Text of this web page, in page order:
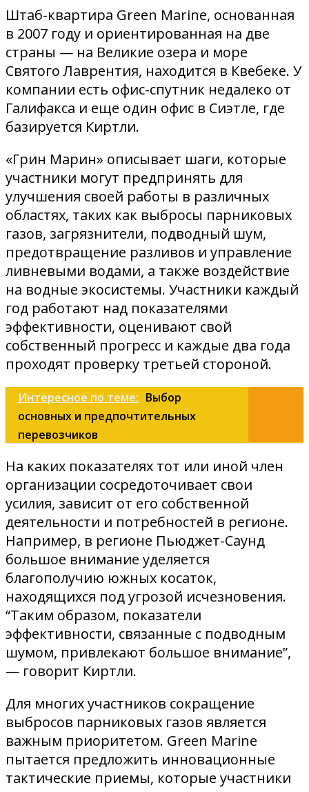
Штаб-квартира Green Marine, основанная
в 2007 году и ориентированная на две
страны — на Великие озера и море
Святого Лаврентия, находится в Квебеке. У
компании есть офис-спутник недалеко от
Галифакса и еще один офис в Сиэтле, где
базируется Киртли.
«Грин Марин» описывает шаги, которые
участники могут предпринять для
улучшения своей работы в различных
областях, таких как выбросы парниковых
газов, загрязнители, подводный шум,
предотвращение разливов и управление
ливневыми водами, а также воздействие
на водные экосистемы. Участники каждый
год работают над показателями
эффективности, оценивают свой
собственный прогресс и каждые два года
проходят проверку третьей стороной.
Интересное по теме: Выбор
основных и предпочтительных
перевозчиков
На каких показателях тот или иной член
организации сосредоточивает свои
усилия, зависит от его собственной
деятельности и потребностей в регионе.
Например, в регионе Пьюджет-Саунд
большое внимание уделяется
благополучию южных косаток,
находящихся под угрозой исчезновения.
“Таким образом, показатели
эффективности, связанные с подводным
шумом, привлекают большое внимание”,
— говорит Киртли.
Для многих участников сокращение
выбросов парниковых газов является
важным приоритетом. Green Marine
пытается предложить инновационные
тактические приемы, которые участники